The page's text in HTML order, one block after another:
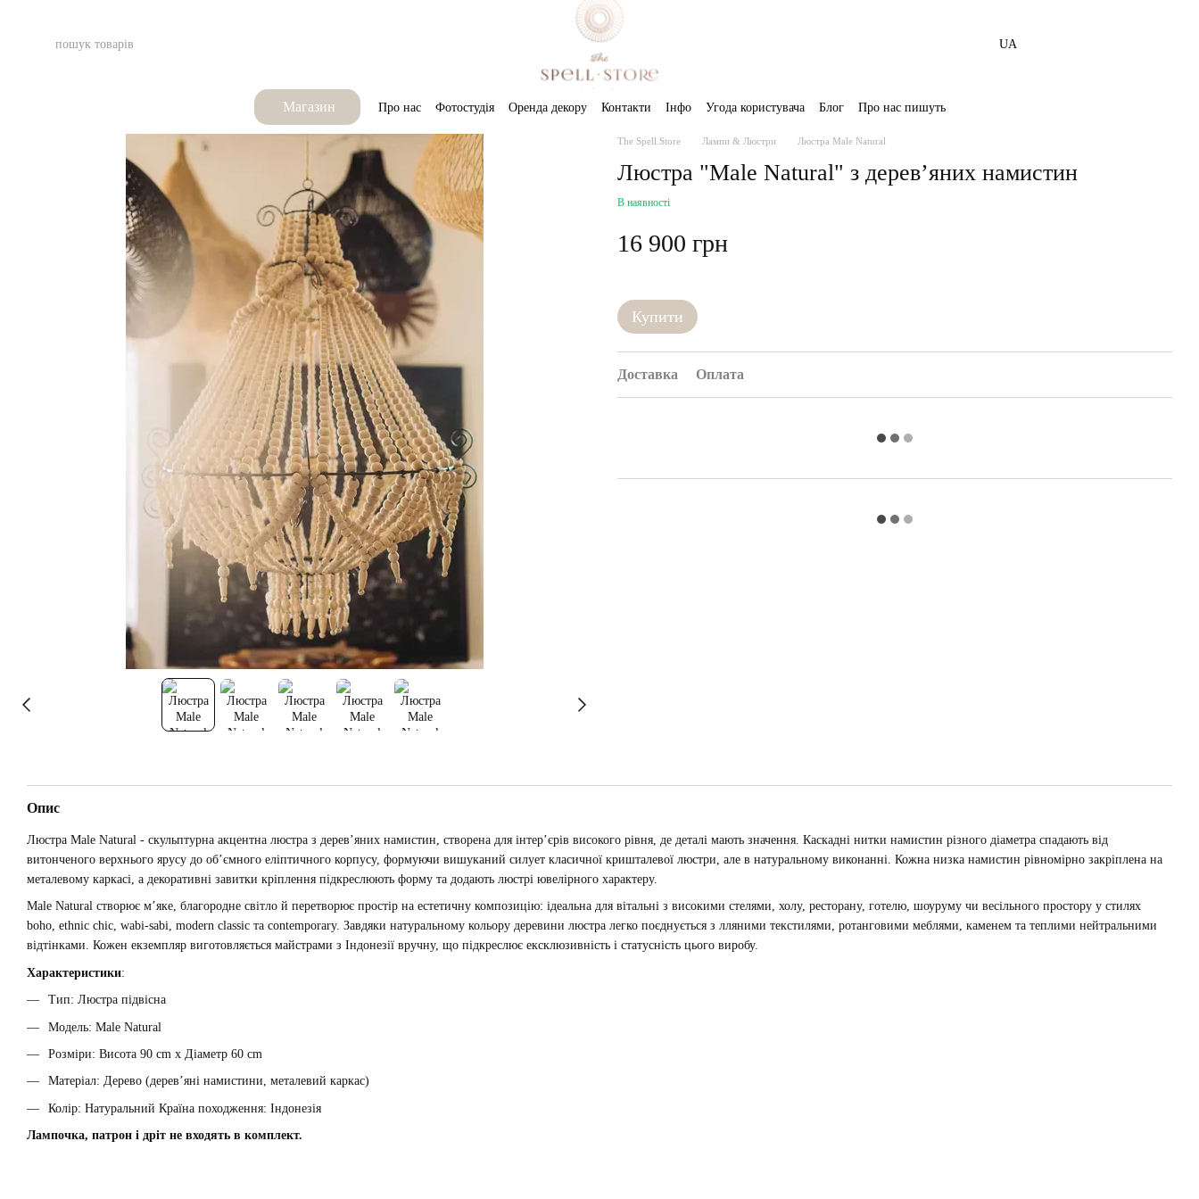
UA
Магазин Про нас Фотостудія Оренда декору Контакти Інфо Угода користувача Блог Про нас пишуть
The Spell.Store Лампи & Люстри Люстра Male Natural
Люстра "Male Natural" з дерев’яних намистин
В наявності
16 900 грн
Купити
Доставка Оплата
Опис
Люстра Male Natural - скульптурна акцентна люстра з дерев’яних намистин, створена для інтер’єрів високого рівня, де деталі мають значення. Каскадні нитки намистин різного діаметра спадають від
витонченого верхнього ярусу до об’ємного еліптичного корпусу, формуючи вишуканий силует класичної кришталевої люстри, але в натуральному виконанні. Кожна низка намистин рівномірно закріплена на
металевому каркасі, а декоративні завитки кріплення підкреслюють форму та додають люстрі ювелірного характеру.
Male Natural створює м’яке, благородне світло й перетворює простір на естетичну композицію: ідеальна для вітальні з високими стелями, холу, ресторану, готелю, шоуруму чи весільного простору у стилях
boho, ethnic chic, wabi-sabi, modern classic та contemporary. Завдяки натуральному кольору деревини люстра легко поєднується з лляними текстилями, ротанговими меблями, каменем та теплими нейтральними
відтінками. Кожен екземпляр виготовляється майстрами з Індонезії вручну, що підкреслює ексклюзивність і статусність цього виробу.
Характеристики:
Тип: Люстра підвісна
Модель: Male Natural
Розміри: Висота 90 cm х Діаметр 60 cm
Матеріал: Дерево (дерев’яні намистини, металевий каркас)
Колір: Натуральний Країна походження: Індонезія
Лампочка, патрон і дріт не входять в комплект.